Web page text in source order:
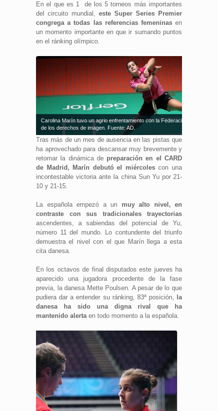
En el que es 1 de los 5 torneos más importantes
del circuito mundial, este Super Series Premier
congrega a todas las referencias femeninasen
un momento importante en que ir sumando puntos
en el ránking olímpico.
Carolina Marín tuvo un agrio enfrentamiento con la Federación a propósito
de los derechos de imagen. Fuente: AD.
Tras más de un mes de ausencia en las pistas que
ha aprovechado para descansar muy brevemente y
retomar la dinámica de preparación en el CARD
de Madrid, Marín debutó el miércolescon una
incontestable victoria ante la china Sun Yu por 21-
10 y 21-15.
La española empezó a un muy alto nivel, en
contraste con sus tradicionales trayectorias
ascendentes, a sabiendas del potencial de Yu,
número 11 del mundo. Lo contundente del triunfo
demuestra el nivel con el que Marín llega a esta
cita danesa.
En los octavos de final disputados este jueves ha
aparecido una jugadora procedente de la fase
previa, la danesa Mette Poulsen. A pesar de lo que
pudiera dar a entender su ránking, 83ª posición,
la
danesa ha sido una digna rival que ha
mantenido alertaen todo momento a la española.